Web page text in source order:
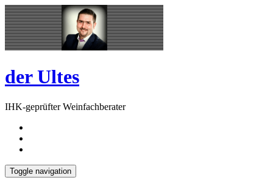
Skip
to
content
Open
Sidebar
der Ultes
IHK-geprüfter Weinfachberater
Toggle navigation